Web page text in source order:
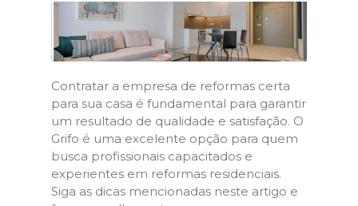
Contratar a empresa de reformas certa
para sua casa é fundamental para garantir
um resultado de qualidade e satisfação. O
Grifo é uma excelente opção para quem
busca profissionais capacitados e
experientes em reformas residenciais.
Siga as dicas mencionadas neste artigo e